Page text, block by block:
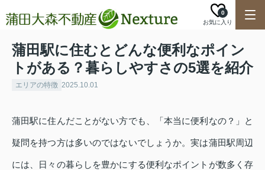
お気に入り
0
蒲田駅に住むとどんな便利なポイン
トがある？暮らしやすさの5選を紹介
エリアの特徴 2025.10.01
蒲田駅に住んだことがない方でも、「本当に便利なの？」と
疑問を持つ方は多いのではないでしょうか。実は蒲田駅周辺
には、日々の暮らしを豊かにする便利なポイントが数多く存